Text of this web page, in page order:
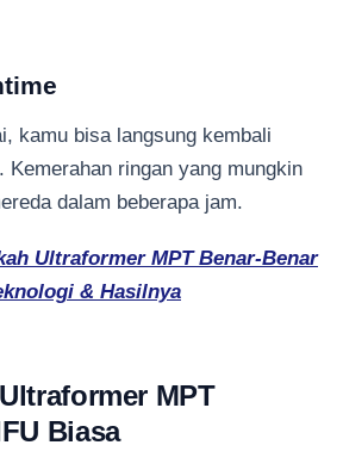
kamu bisa langsung kembali
Kemerahan ringan yang mungkin
dalam beberapa jam.
Ultraformer MPT Benar-Benar
& Hasilnya
MPT
Biasa